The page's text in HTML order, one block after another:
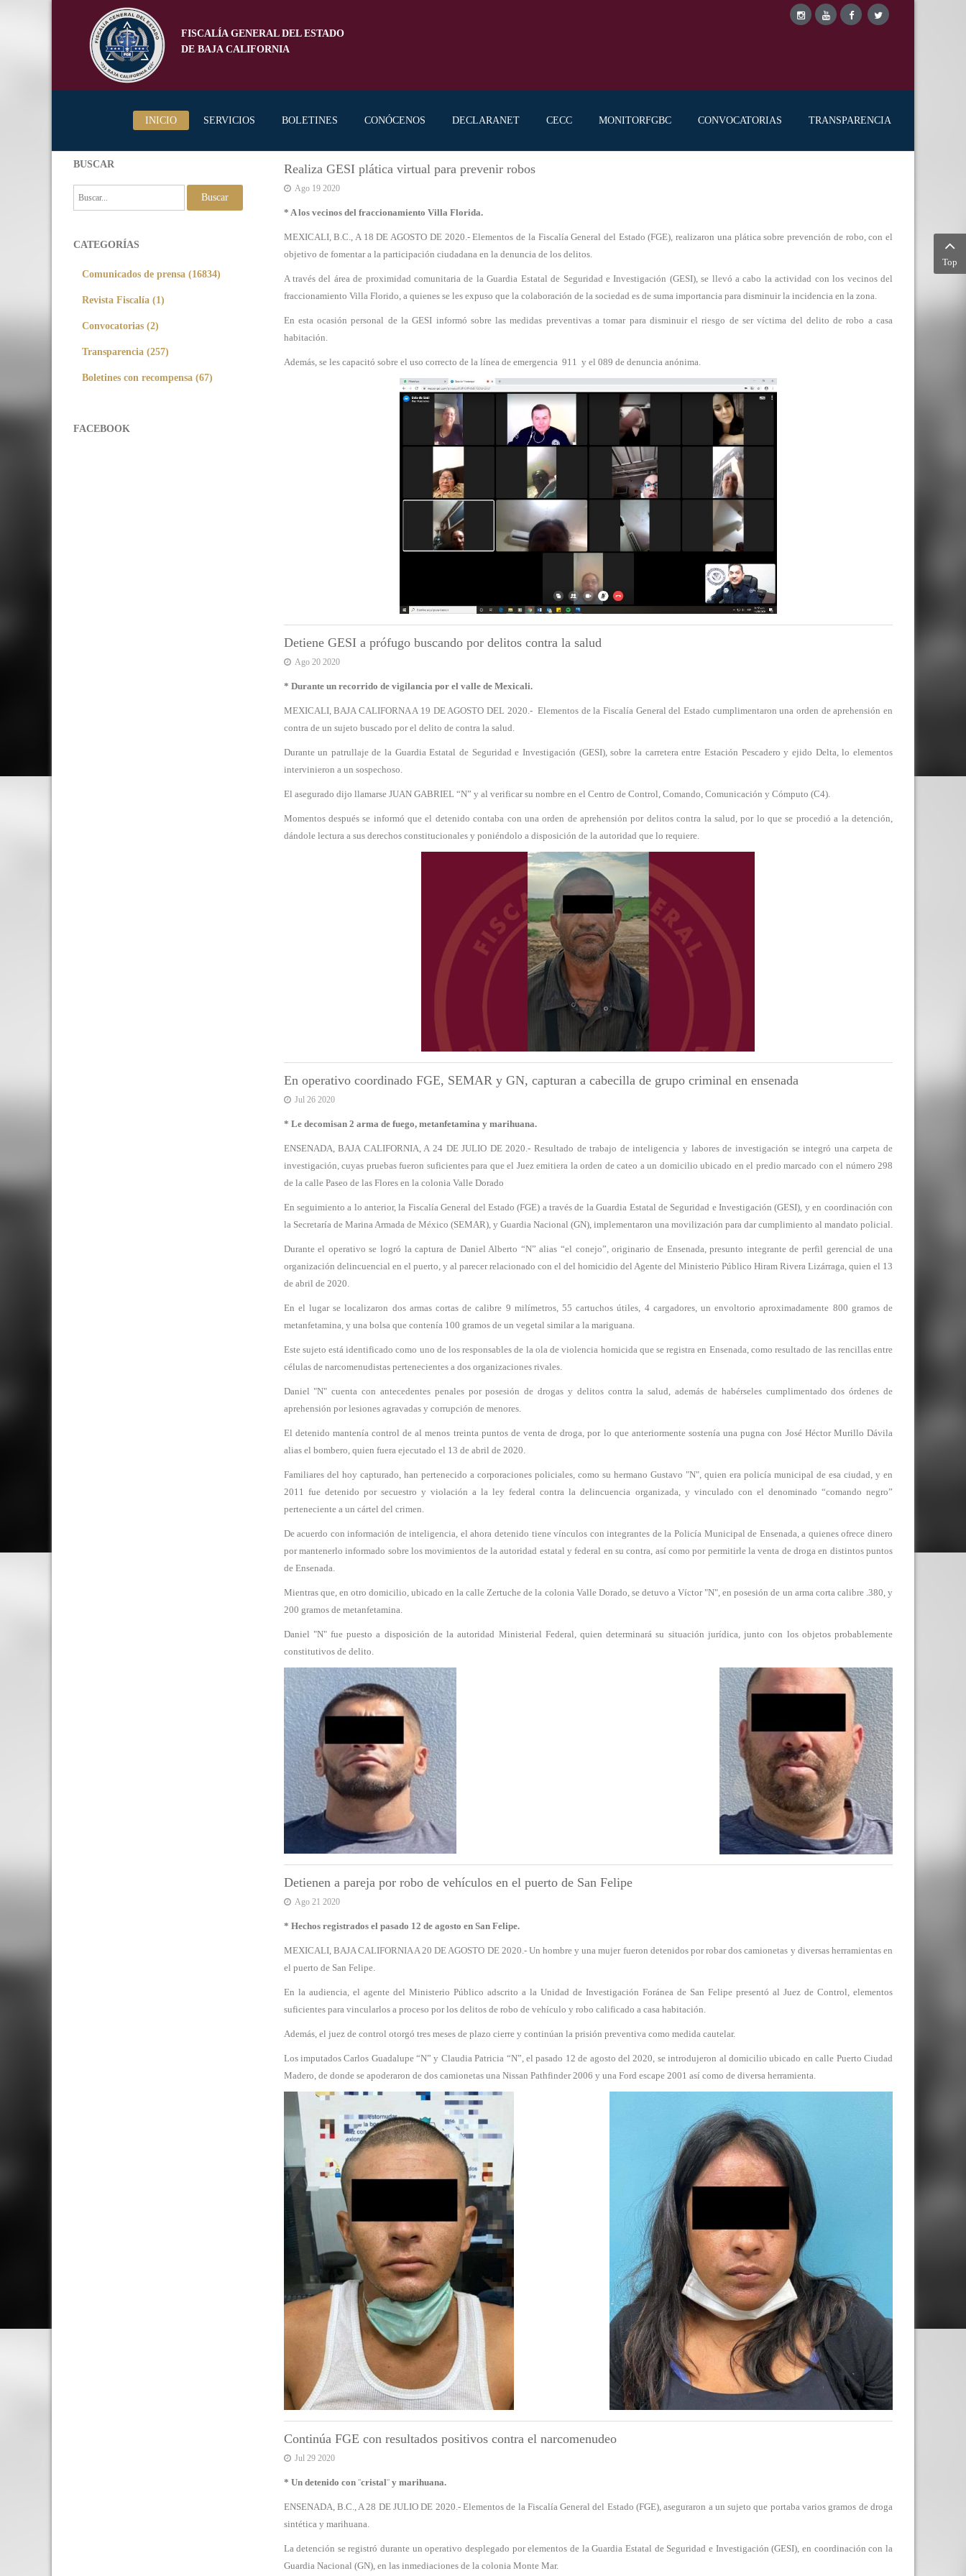
FISCALÍA GENERAL DEL ESTADO
DE BAJA CALIFORNIA
INICIO SERVICIOS BOLETINES CONÓCENOS DECLARANET CECC MONITORFGBC CONVOCATORIAS TRANSPARENCIA
BUSCAR
Buscar
CATEGORÍAS
Comunicados de prensa (16834)
Revista Fiscalía (1)
Convocatorias (2)
Transparencia (257)
Boletines con recompensa (67)
FACEBOOK
Realiza GESI plática virtual para prevenir robos
Ago 19 2020
* A los vecinos del fraccionamiento Villa Florida.
MEXICALI, B.C., A 18 DE AGOSTO DE 2020.- Elementos de la Fiscalía General del Estado (FGE), realizaron una plática sobre prevención de robo, con el
objetivo de fomentar a la participación ciudadana en la denuncia de los delitos.
A través del área de proximidad comunitaria de la Guardia Estatal de Seguridad e Investigación (GESI), se llevó a cabo la actividad con los vecinos del
fraccionamiento Villa Florido, a quienes se les expuso que la colaboración de la sociedad es de suma importancia para disminuir la incidencia en la zona.
En esta ocasión personal de la GESI informó sobre las medidas preventivas a tomar para disminuir el riesgo de ser víctima del delito de robo a casa
habitación.
Además, se les capacitó sobre el uso correcto de la línea de emergencia 911 y el 089 de denuncia anónima.
Detiene GESI a prófugo buscando por delitos contra la salud
Ago 20 2020
* Durante un recorrido de vigilancia por el valle de Mexicali.
MEXICALI, BAJA CALIFORNA A 19 DE AGOSTO DEL 2020.- Elementos de la Fiscalía General del Estado cumplimentaron una orden de aprehensión en
contra de un sujeto buscado por el delito de contra la salud.
Durante un patrullaje de la Guardia Estatal de Seguridad e Investigación (GESI), sobre la carretera entre Estación Pescadero y ejido Delta, lo elementos
intervinieron a un sospechoso.
El asegurado dijo llamarse JUAN GABRIEL “N” y al verificar su nombre en el Centro de Control, Comando, Comunicación y Cómputo (C4).
Momentos después se informó que el detenido contaba con una orden de aprehensión por delitos contra la salud, por lo que se procedió a la detención,
dándole lectura a sus derechos constitucionales y poniéndolo a disposición de la autoridad que lo requiere.
En operativo coordinado FGE, SEMAR y GN, capturan a cabecilla de grupo criminal en ensenada
Jul 26 2020
* Le decomisan 2 arma de fuego, metanfetamina y marihuana.
ENSENADA, BAJA CALIFORNIA, A 24 DE JULIO DE 2020.- Resultado de trabajo de inteligencia y labores de investigación se integró una carpeta de
investigación, cuyas pruebas fueron suficientes para que el Juez emitiera la orden de cateo a un domicilio ubicado en el predio marcado con el número 298
de la calle Paseo de las Flores en la colonia Valle Dorado
En seguimiento a lo anterior, la Fiscalía General del Estado (FGE) a través de la Guardia Estatal de Seguridad e Investigación (GESI), y en coordinación con
la Secretaría de Marina Armada de México (SEMAR), y Guardia Nacional (GN), implementaron una movilización para dar cumplimiento al mandato policial.
Durante el operativo se logró la captura de Daniel Alberto “N” alias “el conejo”, originario de Ensenada, presunto integrante de perfil gerencial de una
organización delincuencial en el puerto, y al parecer relacionado con el del homicidio del Agente del Ministerio Público Hiram Rivera Lizárraga, quien el 13
de abril de 2020.
En el lugar se localizaron dos armas cortas de calibre 9 milímetros, 55 cartuchos útiles, 4 cargadores, un envoltorio aproximadamente 800 gramos de
metanfetamina, y una bolsa que contenía 100 gramos de un vegetal similar a la mariguana.
Este sujeto está identificado como uno de los responsables de la ola de violencia homicida que se registra en Ensenada, como resultado de las rencillas entre
células de narcomenudistas pertenecientes a dos organizaciones rivales.
Daniel "N" cuenta con antecedentes penales por posesión de drogas y delitos contra la salud, además de habérseles cumplimentado dos órdenes de
aprehensión por lesiones agravadas y corrupción de menores.
El detenido mantenía control de al menos treinta puntos de venta de droga, por lo que anteriormente sostenía una pugna con José Héctor Murillo Dávila
alias el bombero, quien fuera ejecutado el 13 de abril de 2020.
Familiares del hoy capturado, han pertenecido a corporaciones policiales, como su hermano Gustavo "N", quien era policía municipal de esa ciudad, y en
2011 fue detenido por secuestro y violación a la ley federal contra la delincuencia organizada, y vinculado con el denominado “comando negro”
perteneciente a un cártel del crimen.
De acuerdo con información de inteligencia, el ahora detenido tiene vínculos con integrantes de la Policía Municipal de Ensenada, a quienes ofrece dinero
por mantenerlo informado sobre los movimientos de la autoridad estatal y federal en su contra, así como por permitirle la venta de droga en distintos puntos
de Ensenada.
Mientras que, en otro domicilio, ubicado en la calle Zertuche de la colonia Valle Dorado, se detuvo a Víctor "N", en posesión de un arma corta calibre .380, y
200 gramos de metanfetamina.
Daniel "N" fue puesto a disposición de la autoridad Ministerial Federal, quien determinará su situación jurídica, junto con los objetos probablemente
constitutivos de delito.
Detienen a pareja por robo de vehículos en el puerto de San Felipe
Ago 21 2020
* Hechos registrados el pasado 12 de agosto en San Felipe.
MEXICALI, BAJA CALIFORNIA A 20 DE AGOSTO DE 2020.- Un hombre y una mujer fueron detenidos por robar dos camionetas y diversas herramientas en
el puerto de San Felipe.
En la audiencia, el agente del Ministerio Público adscrito a la Unidad de Investigación Foránea de San Felipe presentó al Juez de Control, elementos
suficientes para vincularlos a proceso por los delitos de robo de vehículo y robo calificado a casa habitación.
Además, el juez de control otorgó tres meses de plazo cierre y continúan la prisión preventiva como medida cautelar.
Los imputados Carlos Guadalupe “N” y Claudia Patricia “N”, el pasado 12 de agosto del 2020, se introdujeron al domicilio ubicado en calle Puerto Ciudad
Madero, de donde se apoderaron de dos camionetas una Nissan Pathfinder 2006 y una Ford escape 2001 así como de diversa herramienta.
Continúa FGE con resultados positivos contra el narcomenudeo
Jul 29 2020
* Un detenido con ¨cristal¨ y marihuana.
ENSENADA, B.C., A 28 DE JULIO DE 2020.- Elementos de la Fiscalía General del Estado (FGE), aseguraron a un sujeto que portaba varios gramos de droga
sintética y marihuana.
La detención se registró durante un operativo desplegado por elementos de la Guardia Estatal de Seguridad e Investigación (GESI), en coordinación con la
Guardia Nacional (GN), en las inmediaciones de la colonia Monte Mar.
Top